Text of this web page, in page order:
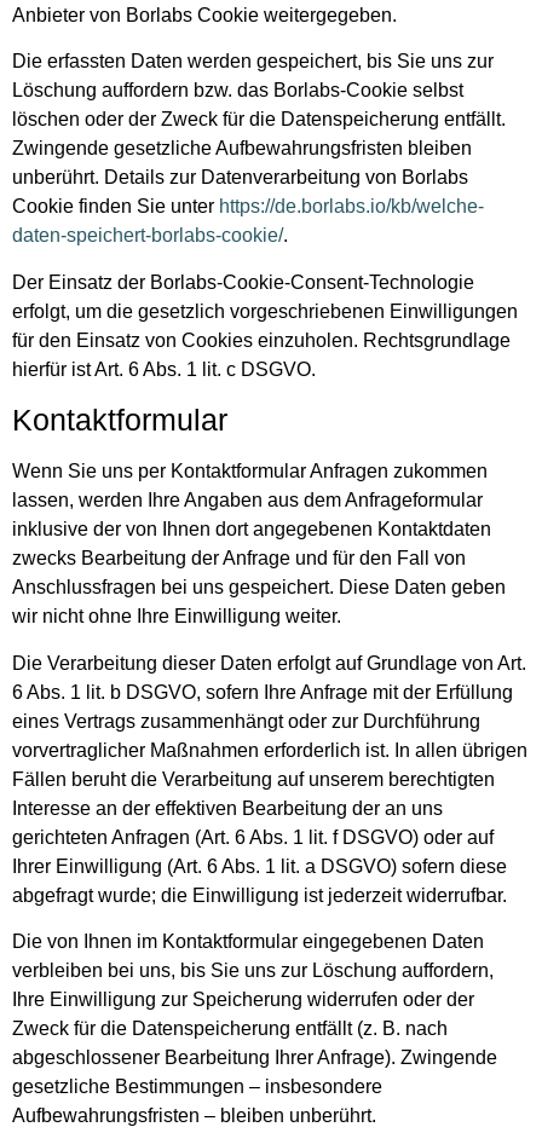
Anbieter von Borlabs Cookie weitergegeben.
Die erfassten Daten werden gespeichert, bis Sie uns zur
Löschung auffordern bzw. das Borlabs-Cookie selbst
löschen oder der Zweck für die Datenspeicherung entfällt.
Zwingende gesetzliche Aufbewahrungsfristen bleiben
unberührt. Details zur Datenverarbeitung von Borlabs
Cookie finden Sie unter https://de.borlabs.io/kb/welche-
daten-speichert-borlabs-cookie/.
Der Einsatz der Borlabs-Cookie-Consent-Technologie
erfolgt, um die gesetzlich vorgeschriebenen Einwilligungen
für den Einsatz von Cookies einzuholen. Rechtsgrundlage
hierfür ist Art. 6 Abs. 1 lit. c DSGVO.
Kontaktformular
Wenn Sie uns per Kontaktformular Anfragen zukommen
lassen, werden Ihre Angaben aus dem Anfrageformular
inklusive der von Ihnen dort angegebenen Kontaktdaten
zwecks Bearbeitung der Anfrage und für den Fall von
Anschlussfragen bei uns gespeichert. Diese Daten geben
wir nicht ohne Ihre Einwilligung weiter.
Die Verarbeitung dieser Daten erfolgt auf Grundlage von Art.
6 Abs. 1 lit. b DSGVO, sofern Ihre Anfrage mit der Erfüllung
eines Vertrags zusammenhängt oder zur Durchführung
vorvertraglicher Maßnahmen erforderlich ist. In allen übrigen
Fällen beruht die Verarbeitung auf unserem berechtigten
Interesse an der effektiven Bearbeitung der an uns
gerichteten Anfragen (Art. 6 Abs. 1 lit. f DSGVO) oder auf
Ihrer Einwilligung (Art. 6 Abs. 1 lit. a DSGVO) sofern diese
abgefragt wurde; die Einwilligung ist jederzeit widerrufbar.
Die von Ihnen im Kontaktformular eingegebenen Daten
verbleiben bei uns, bis Sie uns zur Löschung auffordern,
Ihre Einwilligung zur Speicherung widerrufen oder der
Zweck für die Datenspeicherung entfällt (z. B. nach
abgeschlossener Bearbeitung Ihrer Anfrage). Zwingende
gesetzliche Bestimmungen – insbesondere
Aufbewahrungsfristen – bleiben unberührt.